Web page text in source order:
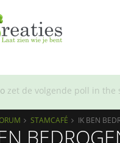
zet de volgende poll in the
STAMCAFÉ IK BEN